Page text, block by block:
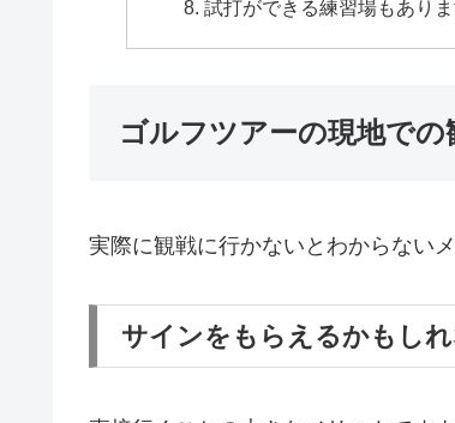
試打ができる練習場もありま
ゴルフツアーの現地での
実際に観戦に行かないとわからない
サインをもらえるかもし